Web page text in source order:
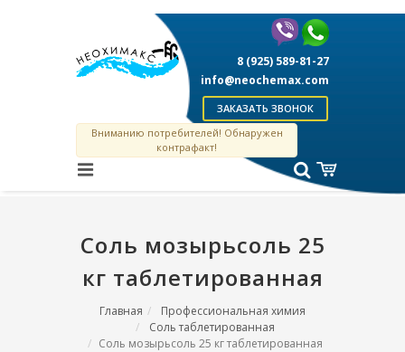
Вниманию потребителей! Обнаружен
контрафакт!
8 (925) 589-81-27
info@neochemax.com
ЗАКАЗАТЬ ЗВОНОК
Соль мозырьсоль 25
кг таблетированная
Главная
Профессиональная химия
Соль таблетированная
Соль мозырьсоль 25 кг таблетированная